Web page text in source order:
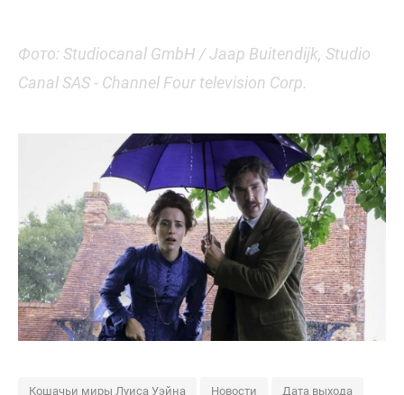
Фото: Studiocanal GmbH / Jaap Buitendijk, Studio
Canal SAS - Channel Four television Corp.
Кошачьи миры Луиса Уэйна Новости Дата выхода